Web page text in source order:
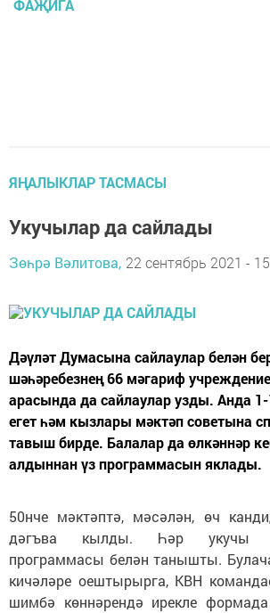
ФАҖИГА
ЯҢАЛЫКЛАР ТАСМАСЫ
Укучылар да сайлады
Зөһрә Вәлитова, 22 сентябрь 2021 -
Дәүләт Думасына сайлаулар белән
шәһәребезнең 66 мәгариф
арасында да сайлаулар узды. Анда
егет һәм кызлары мәктәп советына
тавыш бирде. Балалар да өлкәннәр
алдыннан үз программасын яклады.
50нче мәктәптә, мәсәлән, өч
дәгъва кылды. Һәр укучы
программасы белән танышты.
кичәләре оештырырга, КВН
шимбә көннәрендә ирекле формада